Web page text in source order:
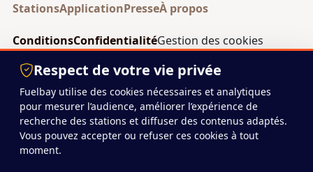
StationsApplicationPresseÀ propos
ConditionsConfidentialitéGestion des cookies
© 2026 Fuelbay
Projet indépendant basé en Belgique.
Respect de votre vie privée
Fuelbay utilise des cookies nécessaires et analytiques
pour mesurer l’audience, améliorer l’expérience de
recherche des stations et diffuser des contenus adaptés.
Vous pouvez accepter ou refuser ces cookies à tout
moment.